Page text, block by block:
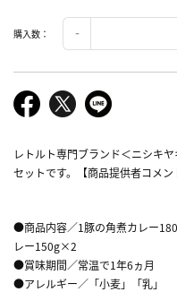
購入数：
レトルト専門ブランド＜ニシキ
セットです。【商品提供者コメン
●商品内容／1豚の角煮カレー
レー150g×2
●賞味期間／常温で1年6ヵ月
●アレルギー／「小麦」「乳」